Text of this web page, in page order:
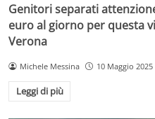
Genitori separati
euro al giorno per questa
Verona
Michele Messina 10 Maggio 2025
Leggi di più